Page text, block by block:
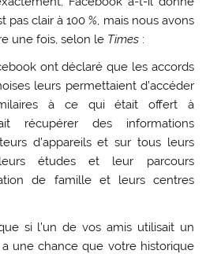
pas clair à 100 %, mais nous avons
une fois, selon le Times :
ont déclaré que les accords
leurs permettaient d’accéder
à ce qui était offert à
récupérer des informations
d’appareils et sur tous leurs
études et leur parcours
de famille et leurs centres
si l’un de vos amis utilisait un
une chance que votre historique